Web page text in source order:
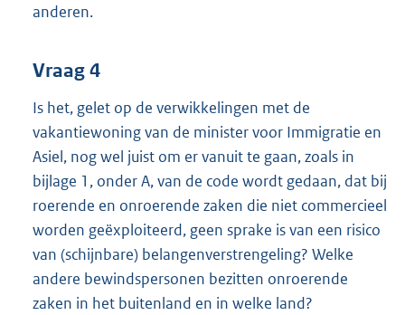
anderen.
Vraag 4
Is het, gelet op de verwikkelingen met de
vakantiewoning van de minister voor Immigratie en
Asiel, nog wel juist om er vanuit te gaan, zoals in
bijlage 1, onder A, van de code wordt gedaan, dat bij
roerende en onroerende zaken die niet commercieel
worden geëxploiteerd, geen sprake is van een risico
van (schijnbare) belangenverstrengeling? Welke
andere bewindspersonen bezitten onroerende
zaken in het buitenland en in welke land?